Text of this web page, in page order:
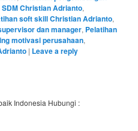
SDM Christian Adrianto,
soft skill Christian Adrianto,
dan manager, Pelatihan
motivasi perusahaan,
| Leave a reply
Indonesia Hubungi :